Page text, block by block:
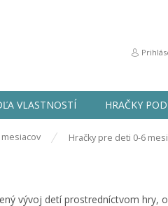
VLASTNOSTÍ HRAČKY
Hračky pre deti 0-6
vývoj detí prostredníctvom hry,